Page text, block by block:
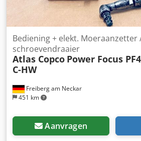
Freiberg am Neckar
451 km
Bediening + elekt. Moeraanzetter
schroevendraaier
Atlas Copco Power Focus
C-HW
Aanvragen